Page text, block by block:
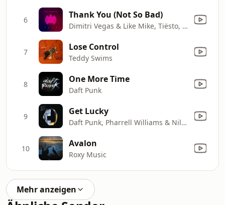
6 Thank You (Not So Bad)
Dimitri Vegas & Like Mike, Tiësto, Dido, W&W, Dimitri Vegas & Like Mike
7 Lose Control
Teddy Swims
8 One More Time
Daft Punk
9 Get Lucky
Daft Punk, Pharrell Williams & Nile Rodgers
10 Avalon
Roxy Music
Mehr anzeigen